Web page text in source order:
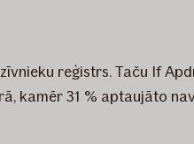
reģistrs. Taču If
kamēr 31 % aptaujāto